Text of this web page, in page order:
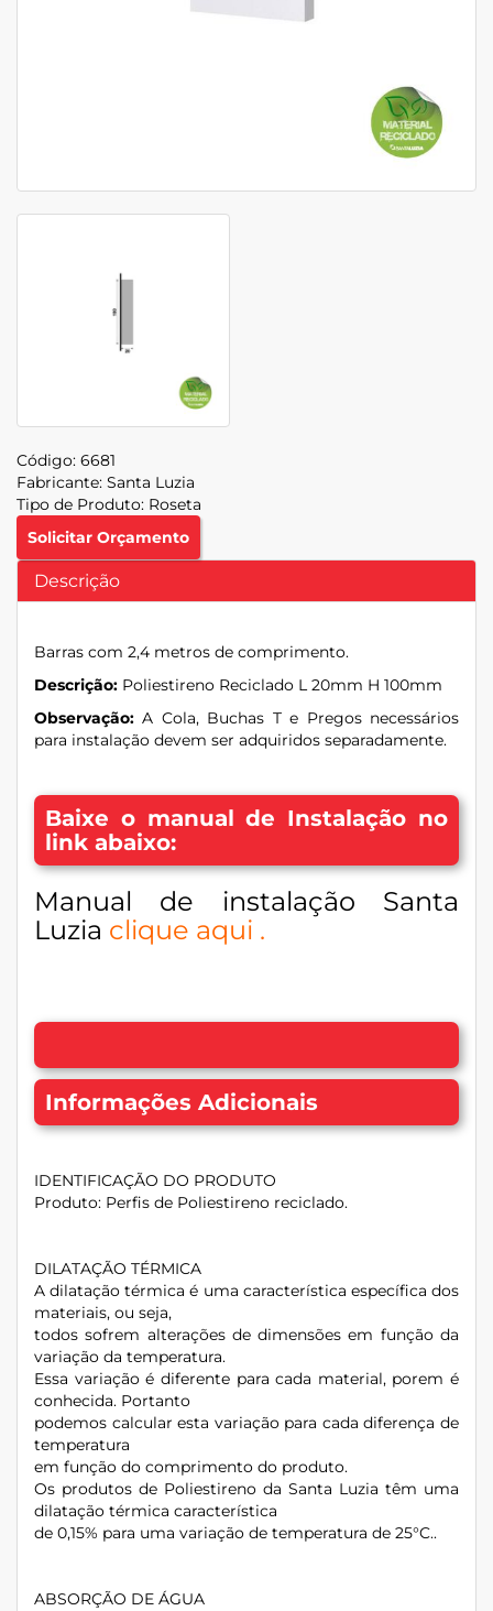
Código: 6681
Fabricante: Santa Luzia
Tipo de Produto: Roseta
Solicitar Orçamento
Descrição
Barras com 2,4 metros de comprimento.
Descrição: Poliestireno Reciclado L 20mm H 100mm
Observação: A Cola, Buchas T e Pregos necessários
para instalação devem ser adquiridos separadamente.
Baixe o manual de Instalação no
link abaixo:
Manual de instalação Santa
Luzia clique aqui .
Informações Adicionais
IDENTIFICAÇÃO DO PRODUTO
Produto: Perfis de Poliestireno reciclado.
DILATAÇÃO TÉRMICA
A dilatação térmica é uma característica específica dos
materiais, ou seja,
todos sofrem alterações de dimensões em função da
variação da temperatura.
Essa variação é diferente para cada material, porem é
conhecida. Portanto
podemos calcular esta variação para cada diferença de
temperatura
em função do comprimento do produto.
Os produtos de Poliestireno da Santa Luzia têm uma
dilatação térmica característica
de 0,15% para uma variação de temperatura de 25°C..
ABSORÇÃO DE ÁGUA